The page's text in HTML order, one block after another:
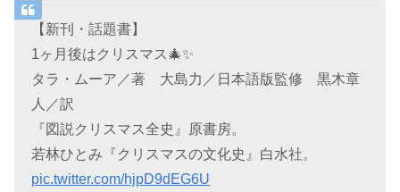
【新刊・話題書】
1ヶ月後はクリスマス🎄✨
タラ・ムーア／著 大島力／日本語版監修 黒木章
人／訳
『図説クリスマス全史』原書房。
若林ひとみ『クリスマスの文化史』白水社。
pic.twitter.com/hjpD9dEG6U